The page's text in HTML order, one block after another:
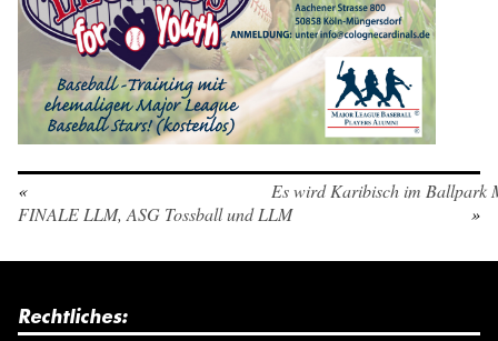
«
FINALE LLM, ASG Tossball und LLM
Es wird Karibisch im Ballpark
»
Rechtliches: